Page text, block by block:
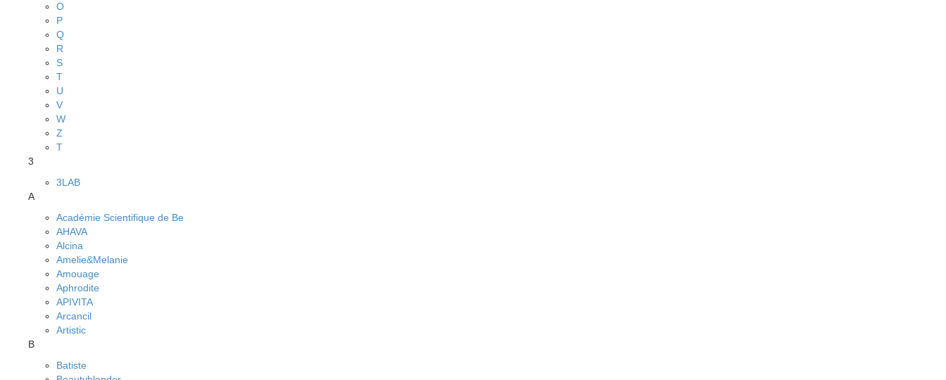
O
P
Q
R
S
T
U
V
W
Z
Т
3
3LAB
A
Académie Scientifique de Be
AHAVA
Alcina
Amelie&Melanie
Amouage
Aphrodite
APIVITA
Arcancil
Artistic
B
Batiste